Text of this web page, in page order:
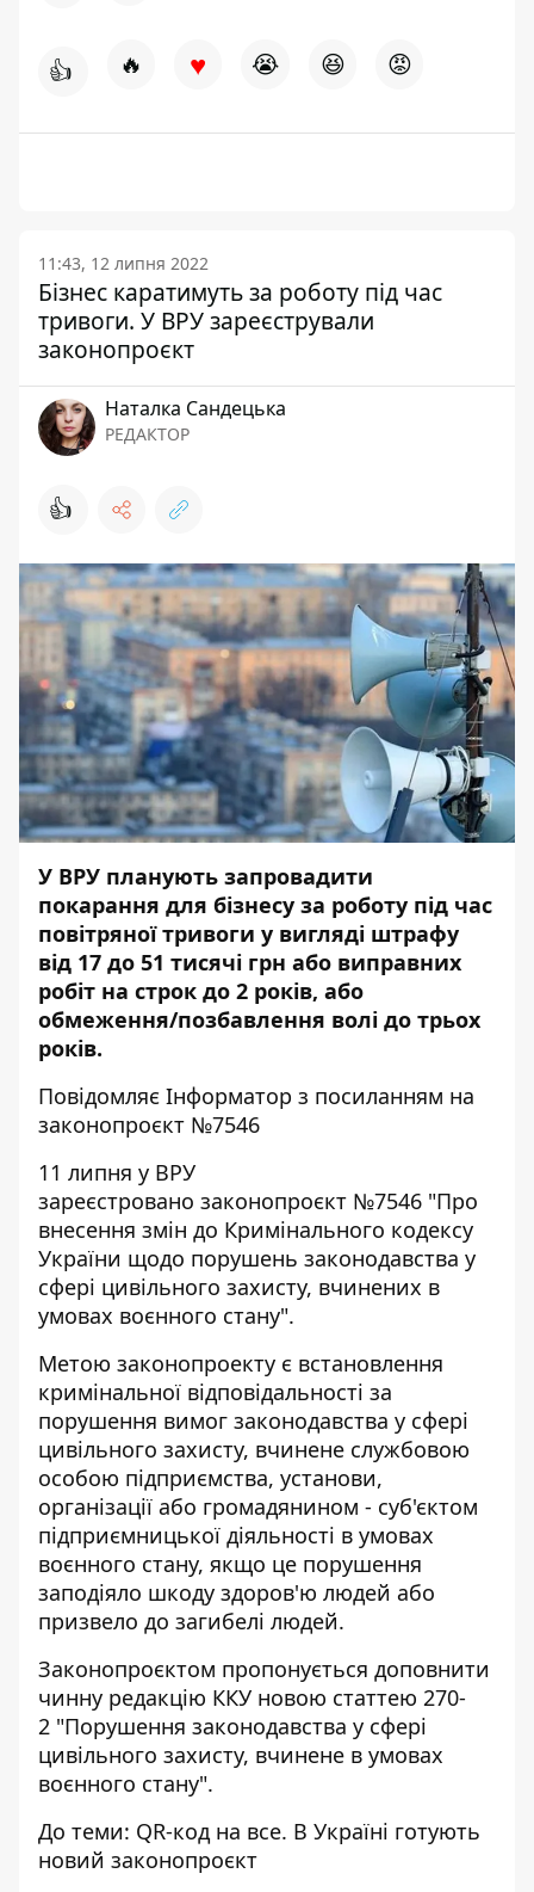
👍 🔥 ♥ 😭 😆 😡
11:43, 12 липня 2022
Бізнес каратимуть за роботу під час
тривоги. У ВРУ зареєстрували
законопроєкт
Наталка Сандецька
РЕДАКТОР
👍
У ВРУ планують запровадити
покарання для бізнесу за роботу під час
повітряної тривоги у вигляді штрафу
від 17 до 51 тисячі грн або виправних
робіт на строк до 2 років, або
обмеження/позбавлення волі до трьох
років.
Повідомляє Інформатор з посиланням на
законопроєкт №7546
11 липня у ВРУ
зареєстровано законопроєкт №7546 "Про
внесення змін до Кримінального кодексу
України щодо порушень законодавства у
сфері цивільного захисту, вчинених в
умовах воєнного стану".
Метою законопроекту є встановлення
кримінальної відповідальності за
порушення вимог законодавства у сфері
цивільного захисту, вчинене службовою
особою підприємства, установи,
організації або громадянином - суб'єктом
підприємницької діяльності в умовах
воєнного стану, якщо це порушення
заподіяло шкоду здоров'ю людей або
призвело до загибелі людей.
Законопроєктом пропонується доповнити
чинну редакцію ККУ новою статтею 270-
2 "Порушення законодавства у сфері
цивільного захисту, вчинене в умовах
воєнного стану".
До теми: QR-код на все. В Україні готують
новий законопроєкт